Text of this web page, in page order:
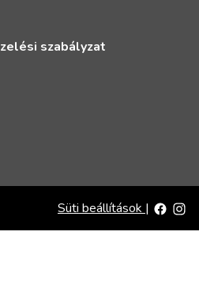
szabályzat
Süti beállítások |